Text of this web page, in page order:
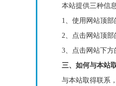
本站提供三种信
1、使用网站顶部
2、点击网站顶
3、点击网站下方
三、如何与本站
与本站取得联系